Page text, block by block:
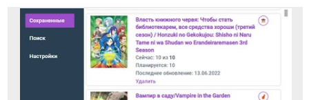
acessar
alguns